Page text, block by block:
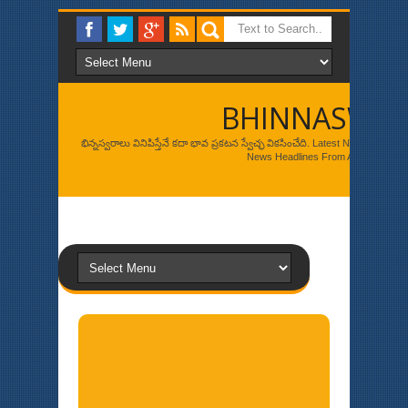
భిన్నస్వరాలు వినిపిస్తేనే కదా భావ ప్రకటన స్వేచ్ఛ వికసించేది. Latest News, Breaking
News Headlines From Around The